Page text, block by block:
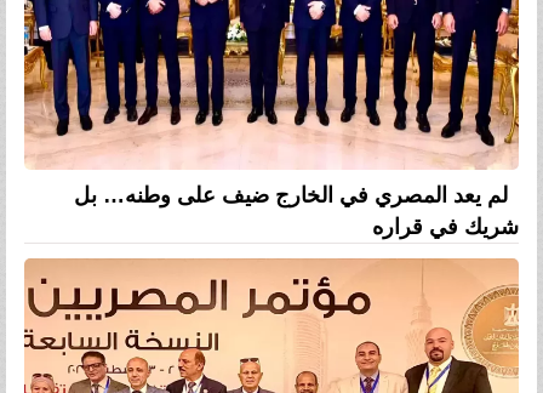
لم يعد المصري في الخارج ضيف على وطنه… بل
شريك في قراره